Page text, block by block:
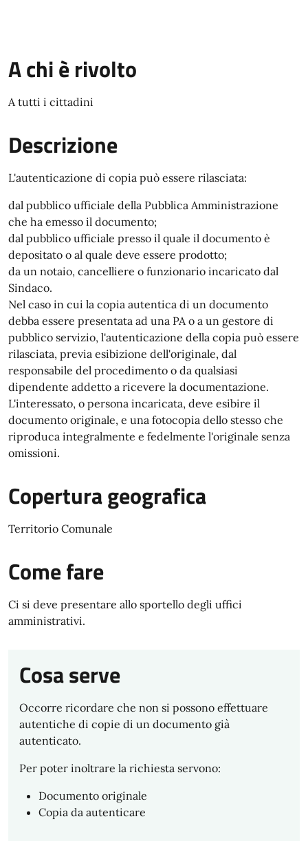
A chi è rivolto
A tutti i cittadini
Descrizione
L'autenticazione di copia può essere rilasciata:
dal pubblico ufficiale della Pubblica Amministrazione
che ha emesso il documento;
dal pubblico ufficiale presso il quale il documento è
depositato o al quale deve essere prodotto;
da un notaio, cancelliere o funzionario incaricato dal
Sindaco.
Nel caso in cui la copia autentica di un documento
debba essere presentata ad una PA o a un gestore di
pubblico servizio, l'autenticazione della copia può essere
rilasciata, previa esibizione dell'originale, dal
responsabile del procedimento o da qualsiasi
dipendente addetto a ricevere la documentazione.
L'interessato, o persona incaricata, deve esibire il
documento originale, e una fotocopia dello stesso che
riproduca integralmente e fedelmente l'originale senza
omissioni.
Copertura geografica
Territorio Comunale
Come fare
Ci si deve presentare allo sportello degli uffici
amministrativi.
Cosa serve
Occorre ricordare che non si possono effettuare
autentiche di copie di un documento già
autenticato.
Per poter inoltrare la richiesta servono:
Documento originale
Copia da autenticare